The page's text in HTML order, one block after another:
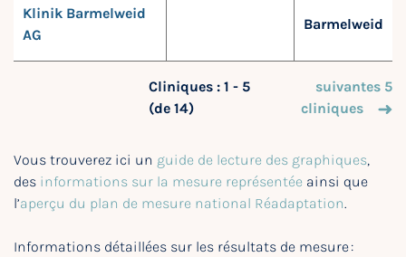
Klinik Barmelweid
AG
Barmelweid
Cliniques : 1 - 5
(de 14)
suivantes 5
cliniques
Vous trouverez ici un guide de lecture des graphiques,
des informations sur la mesure représentée ainsi que
l’aperçu du plan de mesure national Réadaptation.
Informations détaillées sur les résultats de mesure :